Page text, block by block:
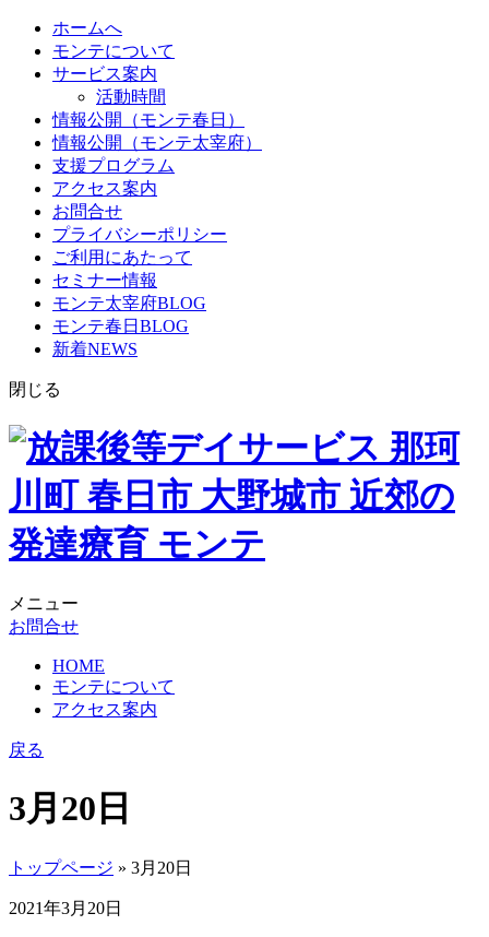
ホームへ
モンテについて
サービス案内
活動時間
情報公開（モンテ春日）
情報公開（モンテ太宰府）
支援プログラム
アクセス案内
お問合せ
プライバシーポリシー
ご利用にあたって
セミナー情報
モンテ太宰府BLOG
モンテ春日BLOG
新着NEWS
閉じる
メニュー
お問合せ
HOME
モンテについて
アクセス案内
戻る
3月20日
トップページ » 3月20日
2021年3月20日